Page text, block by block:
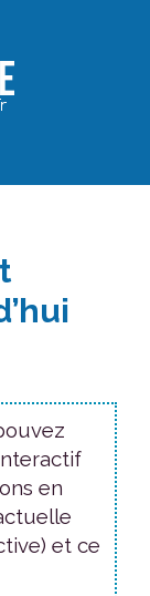
en
et ce